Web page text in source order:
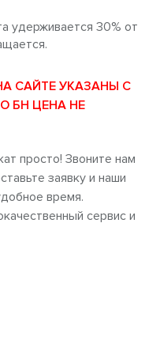
удерживается 30% от
САЙТЕ УКАЗАНЫ С
БН ЦЕНА НЕ
просто! Звоните нам
заявку и наши
время.
сервис и